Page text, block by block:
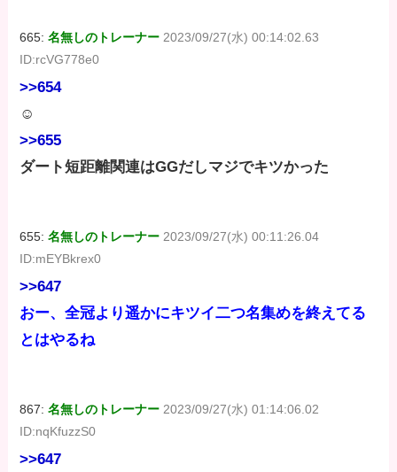
665:名無しのトレーナー 2023/09/27(水) 00:14:02.63
ID:rcVG778e0
>>654
☺
>>655
ダート短距離関連はGGだしマジでキツかった
655:名無しのトレーナー 2023/09/27(水) 00:11:26.04
ID:mEYBkrex0
>>647
おー、全冠より遥かにキツイ二つ名集めを終えてる
とはやるね
867:名無しのトレーナー 2023/09/27(水) 01:14:06.02
ID:nqKfuzzS0
>>647